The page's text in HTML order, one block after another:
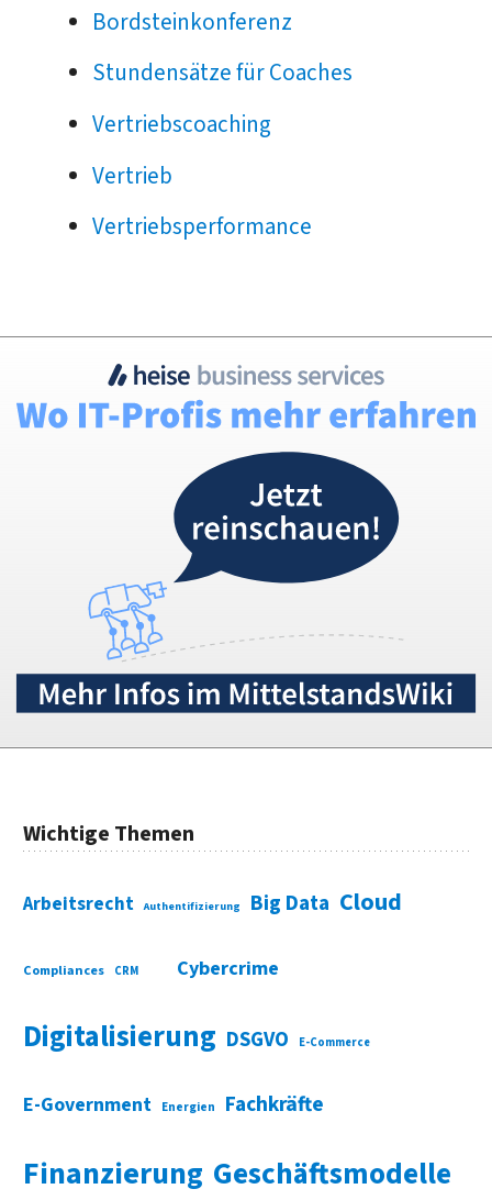
Bordsteinkonferenz
Stundensätze für Coaches
Vertriebscoaching
Vertrieb
Vertriebsperformance
Wichtige Themen
Arbeitsrecht Authentifizierung Big Data Cloud
Compliances CRM Cybercrime
Digitalisierung DSGVO E-Commerce
E-Government Energien Fachkräfte
Finanzierung Geschäftsmodelle